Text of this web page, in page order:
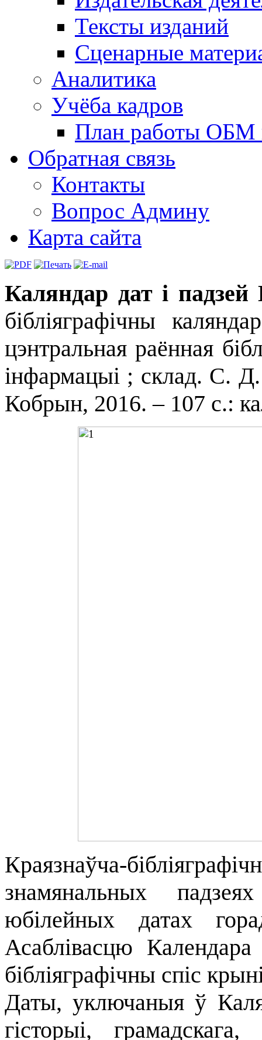
Тексты изданий
Сценарные
Аналитика
Учёба кадров
План работы ОБМ
Обратная связь
Контакты
Вопрос Админу
Карта сайта
Каляндар дат і
бібліяграфічны
цэнтральная раённая
інфармацыі ; склад. С.
Кобрын, 2016. – 107 с.:
Краязнаўча-
знамянальных
юбілейных датах
Асаблівасцю Календара
бібліяграфічны спіс
Даты, уключаныя ў
гісторыі,